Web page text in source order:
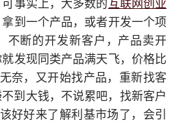
事实上，大多数的
到一个产品，或者开发一个项
不断的开发新客户，产品卖开
发现同类产品满天飞，价格比
奈，又开始找产品，重新找客
到大钱，不说累吧，找新客户
好好来了解利基市场了，会引